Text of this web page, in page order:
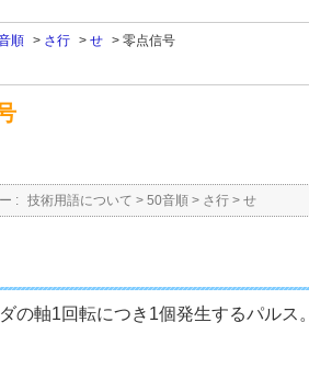
順 > さ行 > せ > 零点信号
: 技術用語について > 50音順 > さ行 > せ
の軸1回転につき1個発生するパルス。